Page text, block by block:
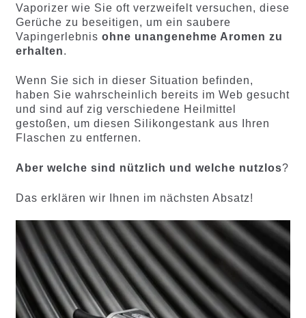
Vaporizer wie Sie oft verzweifelt versuchen, diese
Gerüche zu beseitigen, um ein saubere
Vapingerlebnis ohne unangenehme Aromen zu
erhalten.
Wenn Sie sich in dieser Situation befinden,
haben Sie wahrscheinlich bereits im Web gesucht
und sind auf zig verschiedene Heilmittel
gestoßen, um diesen Silikongestank aus Ihren
Flaschen zu entfernen.
Aber welche sind nützlich und welche nutzlos?
Das erklären wir Ihnen im nächsten Absatz!